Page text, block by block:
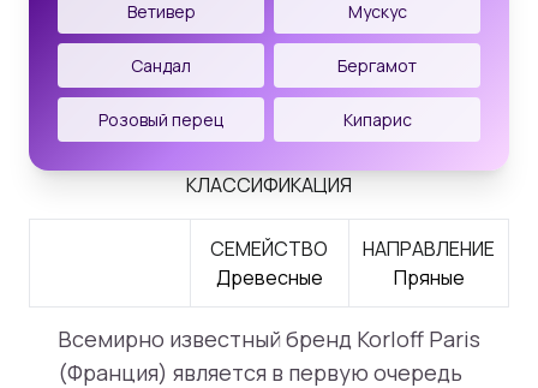
Ветивер Мускус
Сандал Бергамот
Розовый перец Кипарис
КЛАССИФИКАЦИЯ
СЕМЕЙСТВО
Древесные
НАПРАВЛЕНИЕ
Пряные
Всемирно известный бренд Korloff Paris
(Франция) является в первую очередь